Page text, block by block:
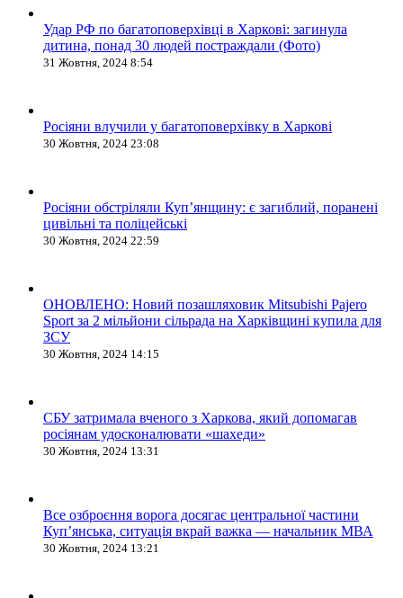
Удар РФ по багатоповерхівці в Харкові: загинула
дитина, понад 30 людей постраждали (Фото)
31 Жовтня, 2024 8:54
Росіяни влучили у багатоповерхівку в Харкові
30 Жовтня, 2024 23:08
Росіяни обстріляли Купʼянщину: є загиблий, поранені
цивільні та поліцейські
30 Жовтня, 2024 22:59
ОНОВЛЕНО: Новий позашляховик Mitsubishi Pajero
Sport за 2 мільйони сільрада на Харківщині купила для
ЗСУ
30 Жовтня, 2024 14:15
СБУ затримала вченого з Харкова, який допомагав
росіянам удосконалювати «шахеди»
30 Жовтня, 2024 13:31
Все озброєння ворога досягає центральної частини
Куп’янська, ситуація вкрай важка — начальник МВА
30 Жовтня, 2024 13:21